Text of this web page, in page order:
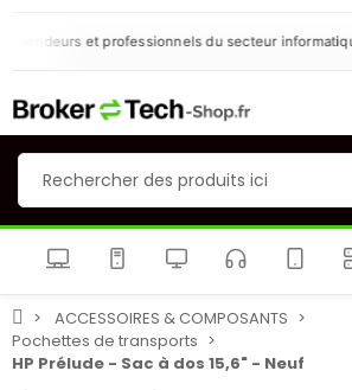
et professionnels du secteur informatique
ACCESSOIRES & COMPOSANTS
Pochettes de transports
HP Prélude - Sac à dos 15,6" - Neuf